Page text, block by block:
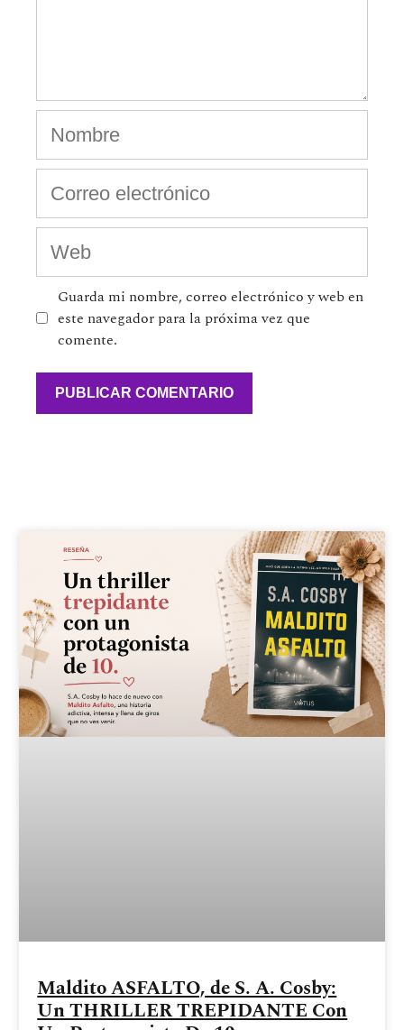
Guarda mi nombre, correo electrónico y web en
este navegador para la próxima vez que
comente.
Maldito ASFALTO, de S. A. Cosby:
Un THRILLER TREPIDANTE Con